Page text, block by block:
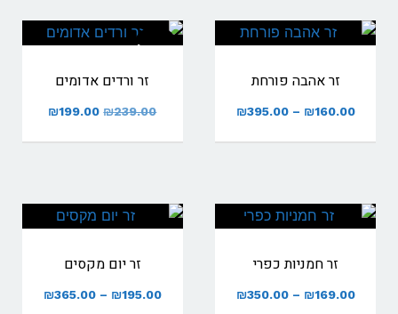
זר אהבה פורחת
₪160.00
–
₪395.00
מבצע!
זר ורדים אדומים
₪239.00
המחיר ₪199.00
המחיר
זר חמניות כפרי
₪169.00
–
₪350.00
זר יום מקסים
₪195.00
–
₪365.00